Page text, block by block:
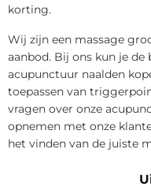
korting.
Wij zijn een massage
aanbod. Bij ons kun je de
acupunctuur naalden
toepassen van
vragen over onze
opnemen met onze
het vinden van de juiste